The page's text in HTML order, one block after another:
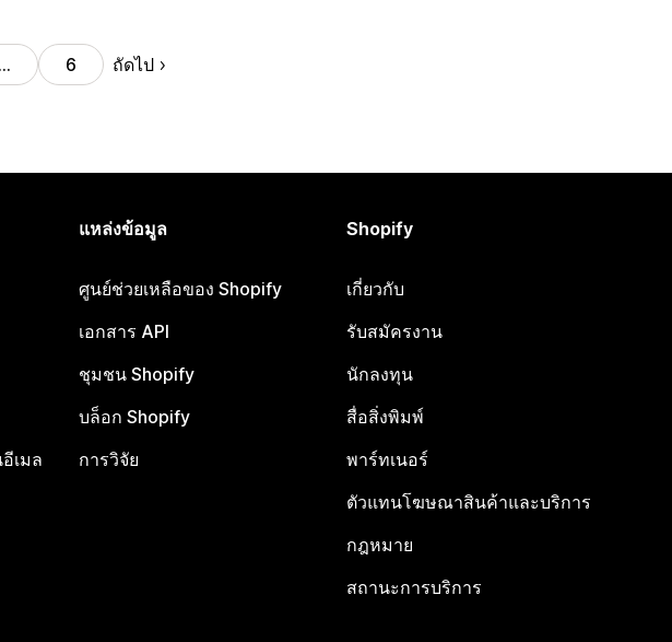
… 6 ถัดไป
เมล
แหล่งข้อมูล
ศูนย์ช่วยเหลือของ Shopify
เอกสาร API
ชุมชน Shopify
บล็อก Shopify
การวิจัย
Shopify
เกี่ยวกับ
รับสมัครงาน
นักลงทุน
สื่อสิ่งพิมพ์
พาร์ทเนอร์
ตัวแทนโฆษณาสินค้าและบริการ
กฎหมาย
สถานะการบริการ